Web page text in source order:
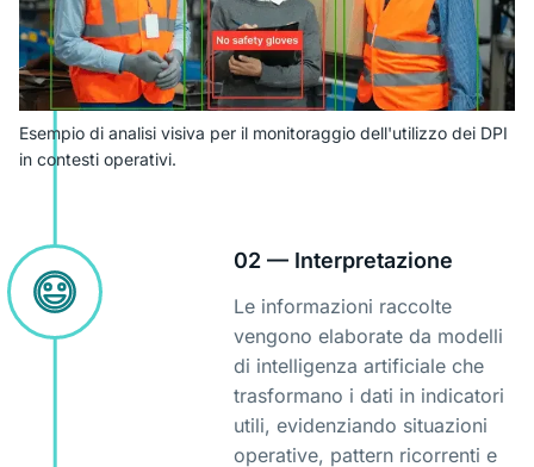
Esempio di analisi visiva per il monitoraggio dell'utilizzo dei DPI
in contesti operativi.
02 — Interpretazione
Le informazioni raccolte
vengono elaborate da modelli
di intelligenza artificiale che
trasformano i dati in indicatori
utili, evidenziando situazioni
operative, pattern ricorrenti e